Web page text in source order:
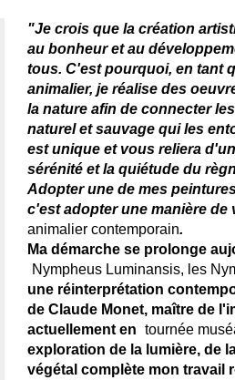
"Je crois que la création
au bonheur et au
tous. C'est pourquoi, en tant
animalier, je réalise des
la nature afin de connecter
naturel et sauvage qui les
est unique et vous reliera
sérénité et la quiétude du
Adopter une de mes
c'est adopter une manière de
animalier contemporain.
Ma démarche se prolonge
Nympheus Luminansis, les
une réinterprétation
de Claude Monet, maître de
actuellement en tournée
exploration de la lumière, de
végétal complète mon travail